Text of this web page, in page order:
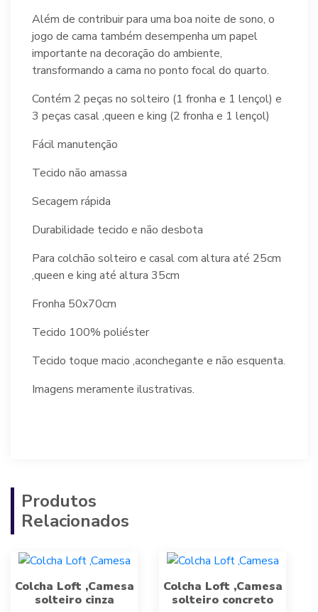
Além de contribuir para uma boa noite de sono, o
jogo de cama também desempenha um papel
importante na decoração do ambiente,
transformando a cama no ponto focal do quarto.
Contém 2 peças no solteiro (1 fronha e 1 lençol) e
3 peças casal ,queen e king (2 fronha e 1 lençol)
Fácil manutenção
Tecido não amassa
Secagem rápida
Durabilidade tecido e não desbota
Para colchão solteiro e casal com altura até 25cm
,queen e king até altura 35cm
Fronha 50x70cm
Tecido 100% poliéster
Tecido toque macio ,aconchegante e não esquenta.
Imagens meramente ilustrativas.
Produtos
Relacionados
Colcha Loft ,Camesa
solteiro cinza
Colcha Loft ,Camesa
solteiro concreto